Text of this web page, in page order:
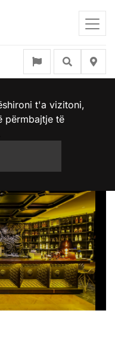
t'a vizitoni,
përmbajtje të